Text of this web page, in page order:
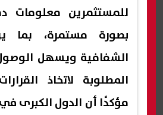
للمستثمرين معلومات
بصورة مستمرة، بما
الشفافية ويسهل الوصول
المطلوبة لاتخاذ
مؤكدًا أن الدول الكبرى